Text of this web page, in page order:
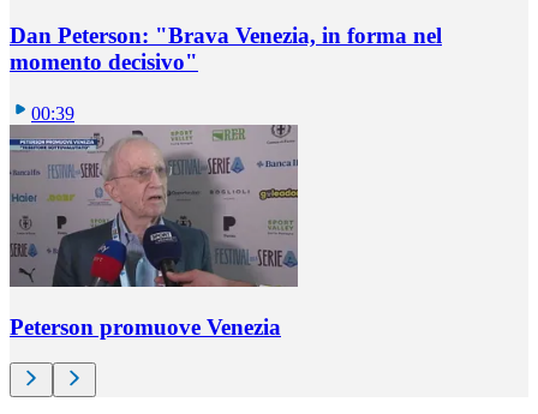
Dan Peterson: "Brava Venezia, in forma nel
momento decisivo"
00:39
Peterson promuove Venezia